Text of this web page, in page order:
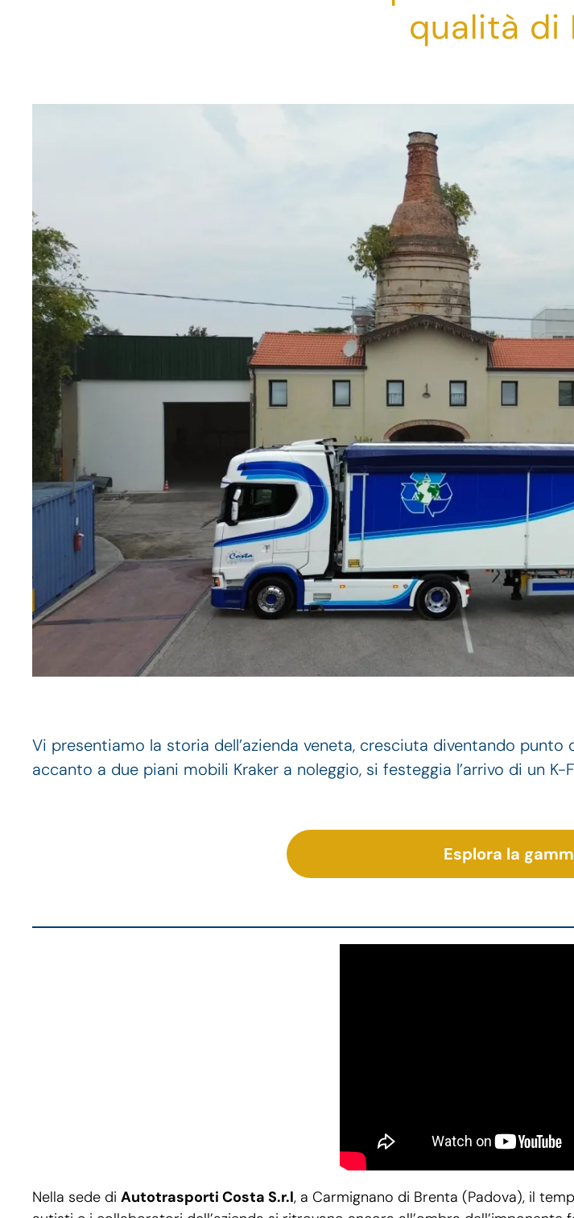
qualità di
Vi presentiamo la storia dell’azienda veneta, cresciuta diventando
accanto a due piani mobili Kraker a noleggio, si festeggia l’arrivo di un K-
Esplora la
Nella sede di Autotrasporti Costa S.r.l, a Carmignano di Brenta (Padova), il